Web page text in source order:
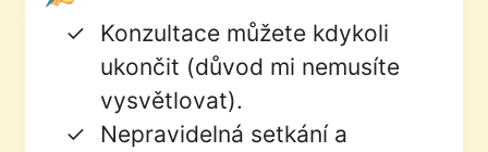
Konzultace můžete kdykoli
ukončit (důvod mi nemusíte
vysvětlovat).
Nepravidelná setkání a